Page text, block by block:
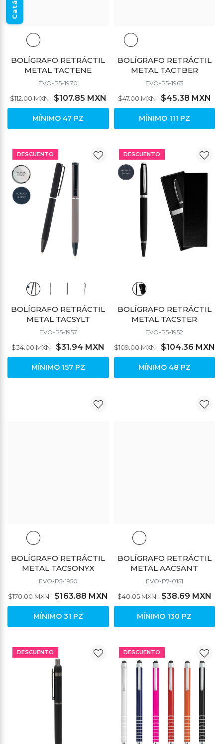
BOLÍGRAFO RETRÁCTIL
METAL TACTENE
EVO-P5-1970
$112.00 MXN $107.85 MXN
MÍNIMO 47 PZ
BOLÍGRAFO RETRÁCTIL
METAL TACTBER
EVO-P5-1963
$47.00 MXN $45.38 MXN
MÍNIMO 111 PZ
DESCUENTO
BOLÍGRAFO RETRÁCTIL
METAL TACSYLT
EVO-P5-1957
$34.00 MXN $31.94 MXN
MÍNIMO 157 PZ
DESCUENTO
BOLÍGRAFO RETRÁCTIL
METAL TACSTER
EVO-P5-1952
$109.00 MXN $104.36 MXN
MÍNIMO 48 PZ
BOLÍGRAFO RETRÁCTIL
METAL TACSONYX
EVO-P5-1950
$170.00 MXN $163.88 MXN
MÍNIMO 31 PZ
BOLÍGRAFO RETRÁCTIL
METAL AACSANT
EVO-P7-0151
$40.05 MXN $38.69 MXN
MÍNIMO 130 PZ
DESCUENTO DESCUENTO